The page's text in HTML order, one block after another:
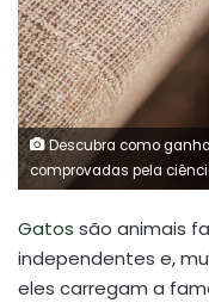
Descubra como
comprovadas pela
Gatos são animais
independentes e,
eles carregam a